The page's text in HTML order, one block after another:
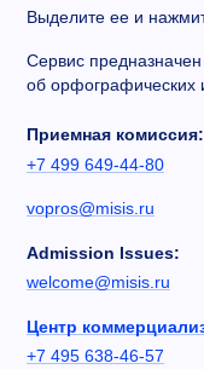
Выделите ее и
Сервис
об орфографических
Приемная комиссия:
+7 499 649-44-80
vopros@misis.ru
Admission Issues:
welcome@misis.ru
Центр
+7 495 638-46-57